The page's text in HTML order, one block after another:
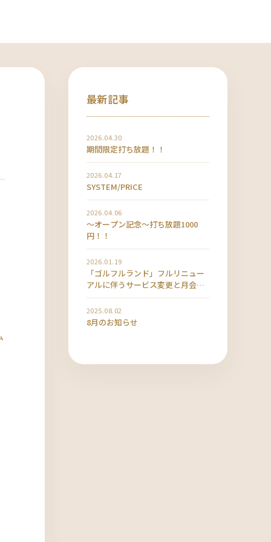
最新記事
2026.04.30
期間限定打ち放題！！
2026.04.17
SYSTEM/PRICE
2026.04.06
〜オープン記念〜打ち放題1000
円！！
2026.01.19
「ゴルフルランド」フルリニュー
アルに伴うサービス変更と月会費
改定のお知らせ
2025.08.02
8月のお知らせ